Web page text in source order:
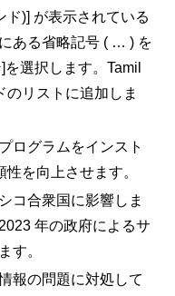
ド)] が表示されている
ある省略記号 ( … ) を
選択します。Tamil
リストに追加しま
ログラムをインスト
を向上させます。
コ合衆国に影響しま
年の政府によるサ
す。
報の問題に対処して